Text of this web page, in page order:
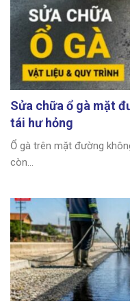
Sửa chữa ổ gà mặt
tái hư hỏng
Ổ gà trên mặt đường
còn...